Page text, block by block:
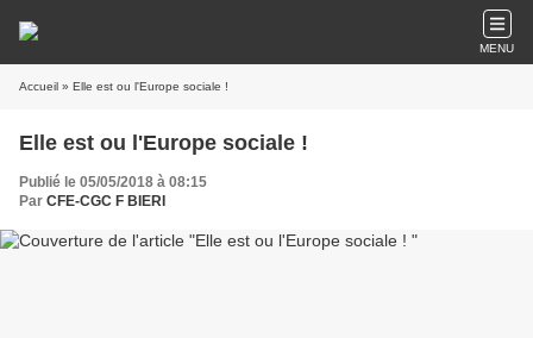
MENU
Accueil » Elle est ou l'Europe sociale !
Elle est ou l'Europe sociale !
Publié le 05/05/2018 à 08:15
Par CFE-CGC F BIERI